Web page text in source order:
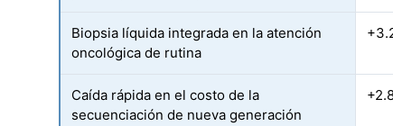
Biopsia líquida integrada en la atención
oncológica de rutina
Caída rápida en el costo de la
secuenciación de nueva generación